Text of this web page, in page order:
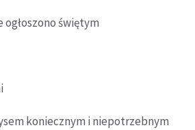
ogłoszono świętym
koniecznym i niepotrzebnym